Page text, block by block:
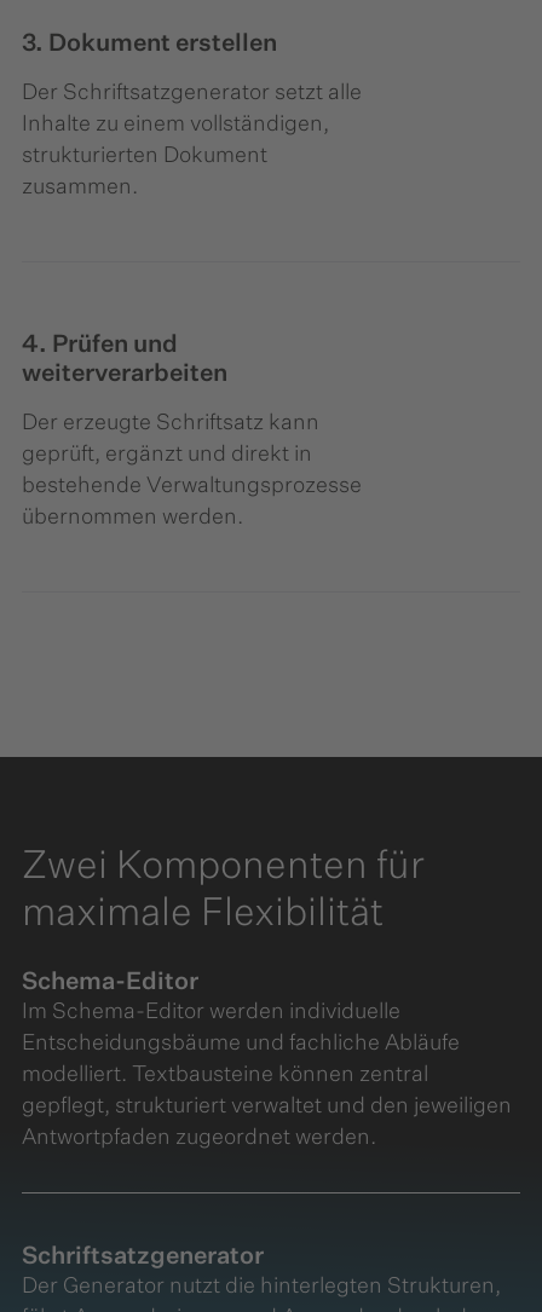
3. Dokument erstellen
Der Schriftsatzgenerator setzt alle
Inhalte zu einem vollständigen,
strukturierten Dokument
zusammen.
4. Prüfen und
weiterverarbeiten
Der erzeugte Schriftsatz kann
geprüft, ergänzt und direkt in
bestehende Verwaltungsprozesse
übernommen werden.
Zwei Komponenten für
maximale Flexibilität
Schema-Editor
Im Schema-Editor werden individuelle
Entscheidungsbäume und fachliche Abläufe
modelliert. Textbausteine können zentral
gepflegt, strukturiert verwaltet und den jeweiligen
Antwortpfaden zugeordnet werden.
Schriftsatzgenerator
Der Generator nutzt die hinterlegten Strukturen,